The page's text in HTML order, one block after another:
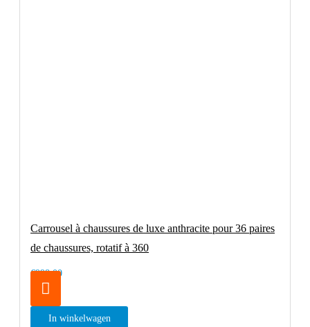
Carrousel à chaussures de luxe anthracite pour 36 paires
de chaussures, rotatif à 360
€998.00
In winkelwagen